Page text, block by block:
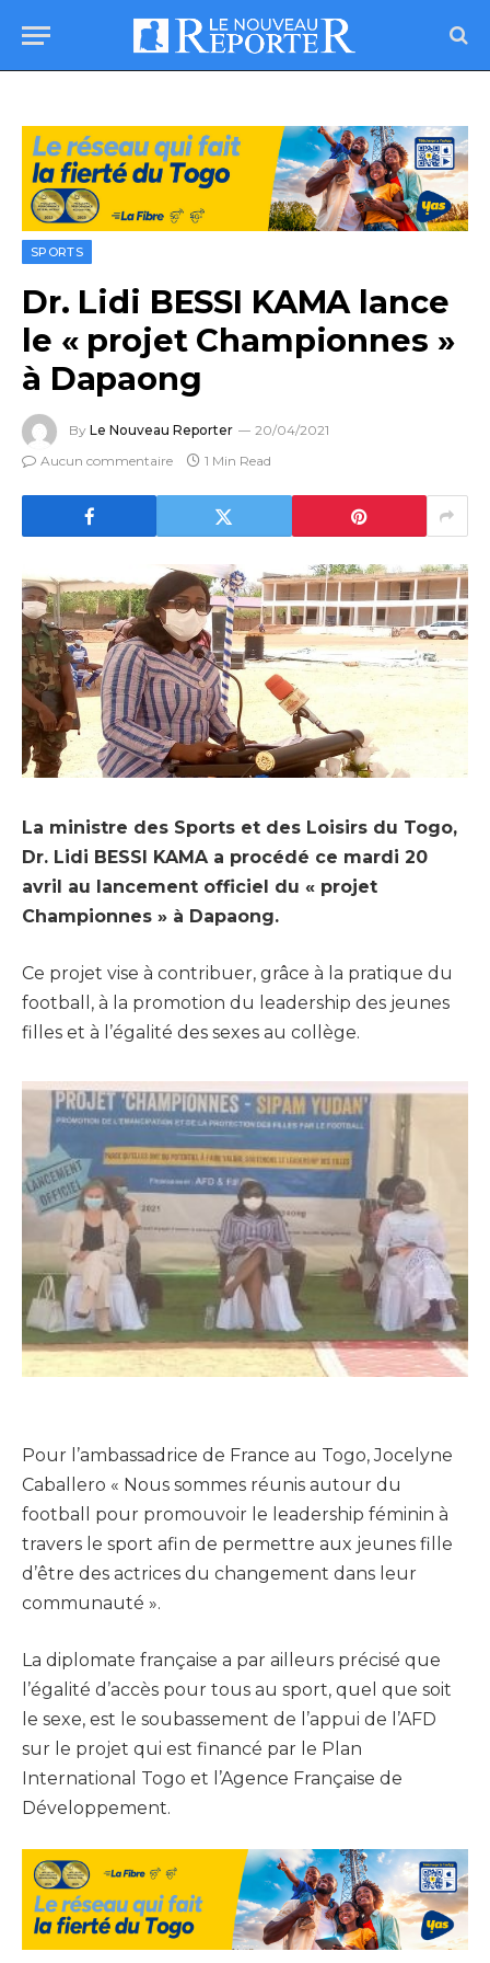
SPORTS
Dr. Lidi BESSI KAMA lance
le « projet Championnes »
à Dapaong
By Le Nouveau Reporter
20/04/2021
Aucun commentaire
1 Min Read
La ministre des Sports et des Loisirs du Togo,
Dr. Lidi BESSI KAMA a procédé ce mardi 20
avril au lancement officiel du « projet
Championnes » à Dapaong.
Ce projet vise à contribuer, grâce à la pratique du
football, à la promotion du leadership des jeunes
filles et à l’égalité des sexes au collège.
Pour l’ambassadrice de France au Togo, Jocelyne
Caballero « Nous sommes réunis autour du
football pour promouvoir le leadership féminin à
travers le sport afin de permettre aux jeunes fille
d’être des actrices du changement dans leur
communauté ».
La diplomate française a par ailleurs précisé que
l’égalité d’accès pour tous au sport, quel que soit
le sexe, est le soubassement de l’appui de l’AFD
sur le projet qui est financé par le Plan
International Togo et l’Agence Française de
Développement.